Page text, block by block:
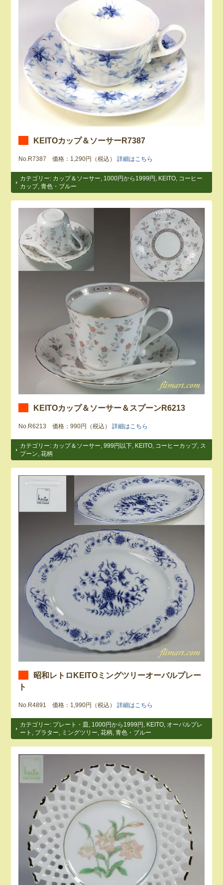
KEITOカップ＆ソーサーR7387
No.R7387 価格：1,290円（税込）詳細はこちら
カテゴリー: カップ＆ソーサー 1000円から1999円 KEITO
コーヒー
カップ,青色・ブルー
KEITOカップ＆ソーサー＆スプーンR6213
No.R6213 価格：990円（税込）詳細はこちら
カテゴリー: カップ＆ソーサー ,999円以下 KEITO コーヒーカップ, ス
プーン ,花柄
昭和レトロKEITOミングツリーオーバルプレー
ト
No.R4891 価格：1,990円（税込）詳細はこちら
カテゴリー: プレート・皿 1000円から1999円 KEITO オーバルプレ
ート
プラター ミングツリー ,花柄 ,青色・ブルー